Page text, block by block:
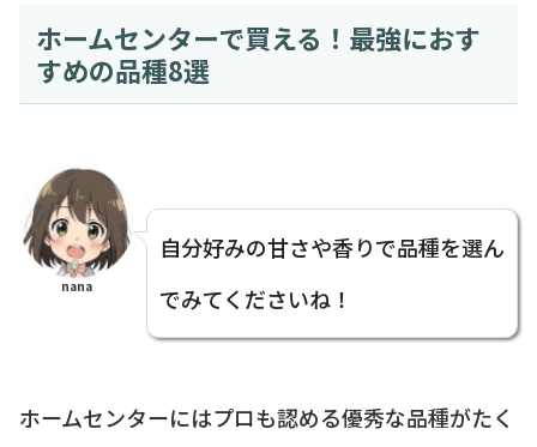
ホームセンターで買える！最強におす
すめの品種8選
nana
自分好みの甘さや香りで品種を選ん
でみてくださいね！
ホームセンターにはプロも認める優秀な品種がたく